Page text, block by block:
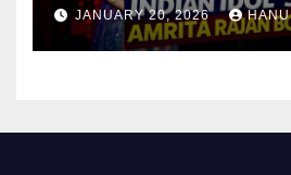
JANUARY 20, 2026